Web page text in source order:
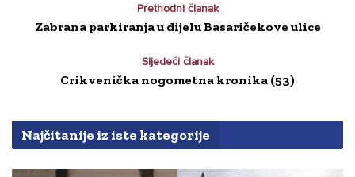
Prethodni članak
Zabrana parkiranja u dijelu Basaričekove ulice
Sljedeći članak
Crikvenička nogometna kronika (53)
Najčitanije iz iste kategorije